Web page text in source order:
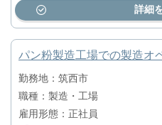
詳細
パン粉製造工場での製造オ
勤務地：筑西市
職種：製造・工場
雇用形態：正社員